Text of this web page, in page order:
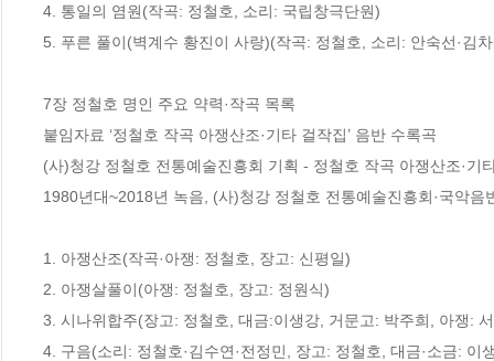
4. 통일의 염원(작곡: 정철호, 소리: 국립창극단원)
5. 푸른 풀이(벽계수 황진이 사랑)(작곡: 정철호, 소리: 안숙선·김
7장 정철호 명인 주요 약력·작곡 목록
붙임자료 ‘정철호 작곡 아쟁산조·기타 걸작집’ 음반 수록곡
(사)청강 정철호 전통예술진흥회 기획 - 정철호 작곡 아쟁산조·기
1980년대~2018년 녹음, (사)청강 정철호 전통예술진흥회·국악음
1. 아쟁산조(작곡·아쟁: 정철호, 장고: 신평일)
2. 아쟁살풀이(아쟁: 정철호, 장고: 정원식)
3. 시나위합주(장고: 정철호, 대금:이생강, 거문고: 박주희, 아쟁:
4. 구음(소리: 정철호·김수연·전정민, 장고: 정철호, 대금·소금: